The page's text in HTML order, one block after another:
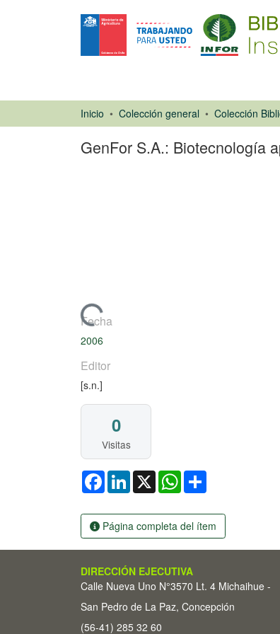
Inicio Colección general Colección
GenFor S.A.: Biotecnología
Cargando...
Fecha
2006
Editor
[s.n.]
0
Visitas
FacebookLinkedIn
X WhatsApp
Página completa del ítem
DIRECCIÓN EJECUTIVA
Calle Nueva Uno N°3570 Lt. 4 Michaihue -
San Pedro de La Paz, Concepción
(56-41) 285 32 60